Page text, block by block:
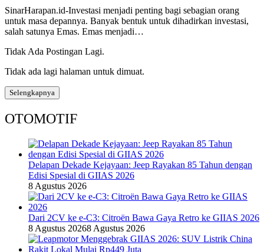
SinarHarapan.id-Investasi menjadi penting bagi sebagian orang
untuk masa depannya. Banyak bentuk untuk dihadirkan investasi,
salah satunya Emas. Emas menjadi…
Tidak Ada Postingan Lagi.
Tidak ada lagi halaman untuk dimuat.
Selengkapnya
OTOMOTIF
Delapan Dekade Kejayaan: Jeep Rayakan 85 Tahun dengan
Edisi Spesial di GIIAS 2026
8 Agustus 2026
Dari 2CV ke e-C3: Citroën Bawa Gaya Retro ke GIIAS 2026
8 Agustus 20268 Agustus 2026